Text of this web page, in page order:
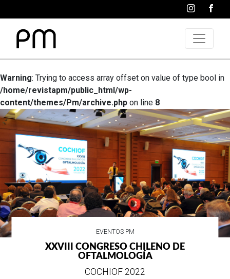
Warning: Trying to access array offset on value of type bool in
/home/revistapm/public_html/wp-
content/themes/Pm/archive.php on line 8
EVENTOS PM
XXVIII CONGRESO CHILENO DE
OFTALMOLOGÍA
COCHIOF 2022